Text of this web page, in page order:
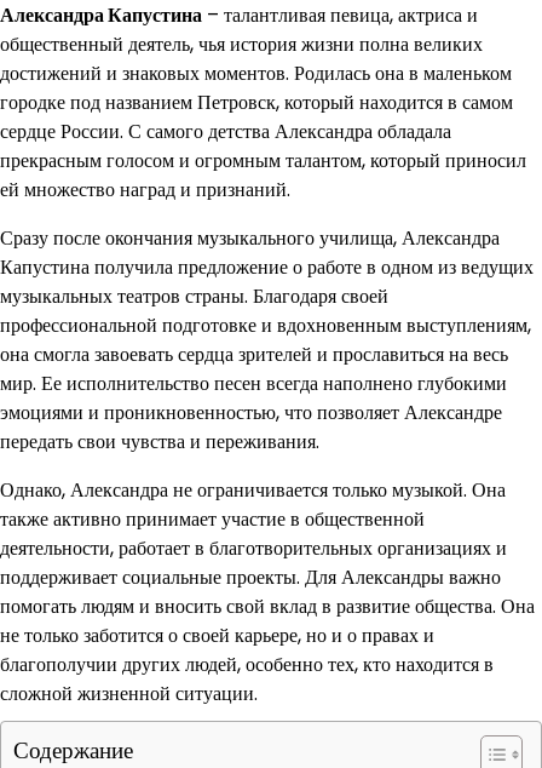
Александра Капустина – талантливая певица, актриса и
общественный деятель, чья история жизни полна великих
достижений и знаковых моментов. Родилась она в маленьком
городке под названием Петровск, который находится в самом
сердце России. С самого детства Александра обладала
прекрасным голосом и огромным талантом, который приносил
ей множество наград и признаний.
Сразу после окончания музыкального училища, Александра
Капустина получила предложение о работе в одном из ведущих
музыкальных театров страны. Благодаря своей
профессиональной подготовке и вдохновенным выступлениям,
она смогла завоевать сердца зрителей и прославиться на весь
мир. Ее исполнительство песен всегда наполнено глубокими
эмоциями и проникновенностью, что позволяет Александре
передать свои чувства и переживания.
Однако, Александра не ограничивается только музыкой. Она
также активно принимает участие в общественной
деятельности, работает в благотворительных организациях и
поддерживает социальные проекты. Для Александры важно
помогать людям и вносить свой вклад в развитие общества. Она
не только заботится о своей карьере, но и о правах и
благополучии других людей, особенно тех, кто находится в
сложной жизненной ситуации.
Содержание